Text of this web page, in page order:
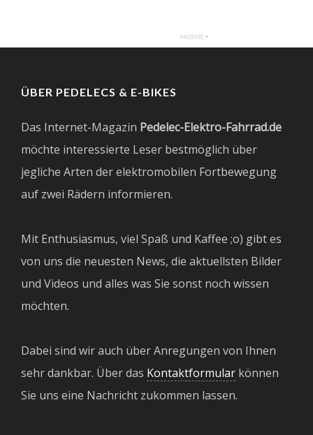
ÜBER PEDELECS & E-BIKES
Das Internet-Magazin Pedelec-Elektro-Fahrrad.de
möchte interessierte Leser bestmöglich über
jegliche Arten der elektromobilen Fortbewegung
auf zwei Rädern informieren.
Mit Enthusiasmus, viel Spaß und Kaffee ;o) gibt es
von uns die neuesten News, die aktuellsten Bilder
und Videos und alles was Sie sonst noch wissen
möchten.
Dabei sind wir auch über Anregungen von Ihnen
sehr dankbar. Über das Kontaktformular können
Sie uns eine Nachricht zukommen lassen.